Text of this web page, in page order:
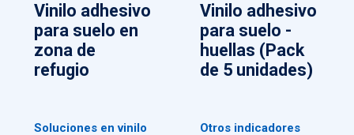
Vinilo adhesivo
para suelo en
zona de
refugio
Vinilo adhesivo
para suelo -
huellas (Pack
de 5 unidades)
Soluciones en vinilo
Otros indicadores